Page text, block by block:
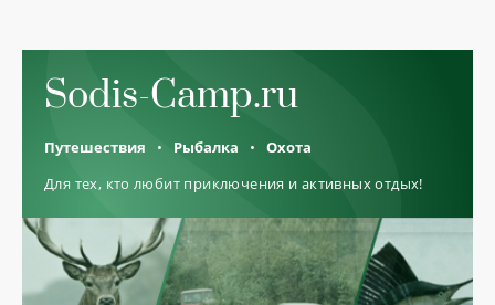
Sodis-Camp.ru
Путешествия Рыбалка
Охота
Для тех, кто любит приключения и активных отдых!